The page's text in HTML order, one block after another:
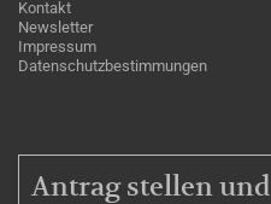
Kontakt
Newsletter
Impressum
Datenschutzbestimmungen
MITGLIEDSCHAFT
Antrag stellen und